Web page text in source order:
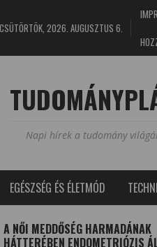
CSÜTÖRTÖK, 2026. AUGUSZTUS 6.
Napi hírek a tudomány
EGÉSZSÉG ÉS ÉLETMÓD
A NŐI MEDDŐSÉG HARMADÁNAK
HÁTTERÉBEN ENDOMETRIÓZIS